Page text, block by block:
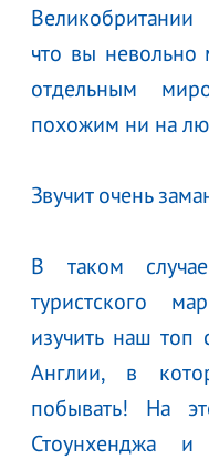
Великобритании
что вы невольно
отдельным
похожим ни на
Звучит очень
В таком
туристского
изучить наш топ
Англии, в
побывать! На
Стоунхенджа и